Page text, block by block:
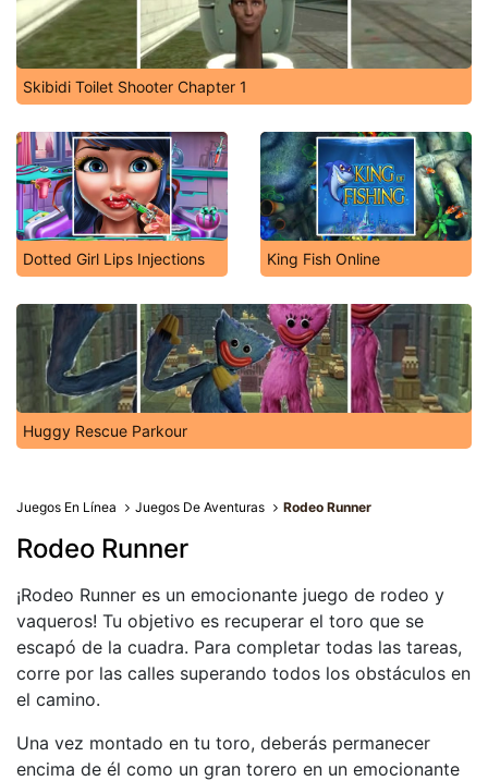
Skibidi Toilet Shooter Chapter 1
Dotted Girl Lips Injections King Fish Online
Huggy Rescue Parkour
Juegos En Línea Juegos De Aventuras Rodeo Runner
Rodeo Runner
¡Rodeo Runner es un emocionante juego de rodeo y
vaqueros! Tu objetivo es recuperar el toro que se
escapó de la cuadra. Para completar todas las tareas,
corre por las calles superando todos los obstáculos en
el camino.
Una vez montado en tu toro, deberás permanecer
encima de él como un gran torero en un emocionante